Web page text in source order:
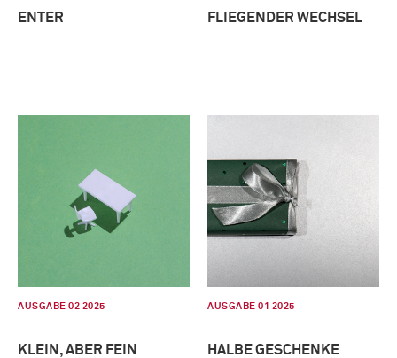
ENTER FLIEGENDER WECHSEL
AUSGABE 02 2025
KLEIN, ABER FEIN
AUSGABE 01 2025
HALBE GESCHENKE